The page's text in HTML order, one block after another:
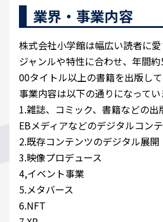
業界・事業内容
株式会社小学館は幅広い読者に愛
ジャンルや特性に合わせ、年間
00タイトル以上の書籍を出版して
事業内容は以下の通りになってい
1.雑誌、コミック、書籍などの
EBメディアなどのデジタルコン
2.既存コンテンツのデジタル展開
3.映像プロデュース
4,イベント事業
5.メタバース
6.NFT